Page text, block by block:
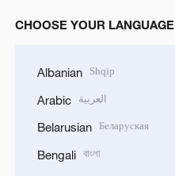
CHOOSE YOUR LANGUAGE
Albanian Shqip
Arabic العربية
Belarusian Беларуская
Bengali বাংলা